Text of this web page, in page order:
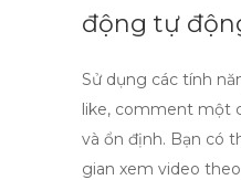
động tự
Sử dụng các tính
like, comment một
và ổn định. Bạn có
gian xem video